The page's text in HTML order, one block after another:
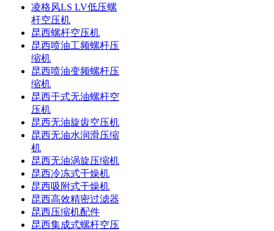
凌格风LS LV低压螺
杆空压机
昆西螺杆空压机
昆西喷油工频螺杆压
缩机
昆西喷油变频螺杆压
缩机
昆西干式无油螺杆空
压机
昆西无油旋齿空压机
昆西无油水润滑压缩
机
昆西无油涡旋压缩机
昆西冷冻式干燥机
昆西吸附式干燥机
昆西高效精密过滤器
昆西压缩机配件
昆西集成式螺杆空压